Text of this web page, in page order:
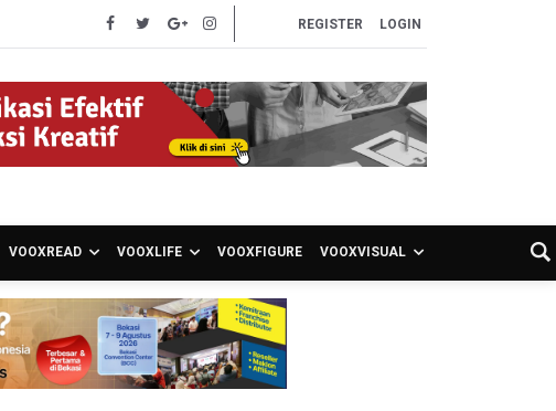
REGISTER LOGIN
VOOXREAD VOOXLIFE VOOXFIGURE VOOXVISUAL